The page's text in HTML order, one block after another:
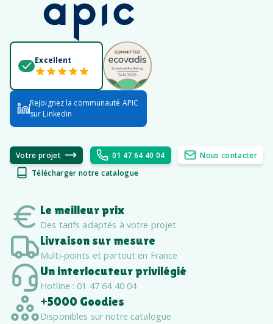
Excellent
Rejoignez la communauté APIC
sur Linkedin
Votre projet 01 47 64 40 04
Nous contacter
Télécharger notre catalogue
Le meilleur prix
Des tarifs adaptés à votre projet
Livraison sur mesure
Multi-points et partout en France
Un interlocuteur privilégié
Hotline : 01 47 64 40 04
+5000 Goodies
Disponibles sur notre catalogue